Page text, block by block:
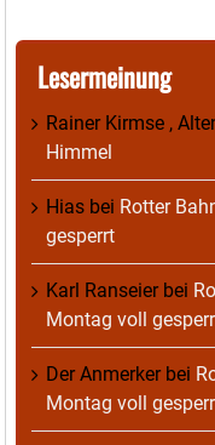
Lesermeinung
Rainer Kirmse ,
Himmel
Hias bei Rotter
gesperrt
Karl Ranseierbei
Montag voll
Der Anmerkerbei
Montag voll